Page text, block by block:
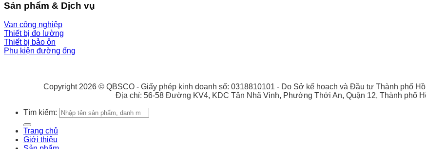
Sản phẩm & Dịch vụ
Van công nghiệp
Thiết bị đo lường
Thiết bị bảo ôn
Phụ kiện đường ống
Copyright 2026 © QBSCO - Giấy phép kinh doanh số: 0318810101 - Do Sở kế hoạch và Đầu tư Thành phố
Địa chỉ: 56-58 Đường KV4, KDC Tân Nhã Vinh, Phường Thới An, Quận 12, Thành phố
Tìm kiếm:
Trang chủ
Giới thiệu